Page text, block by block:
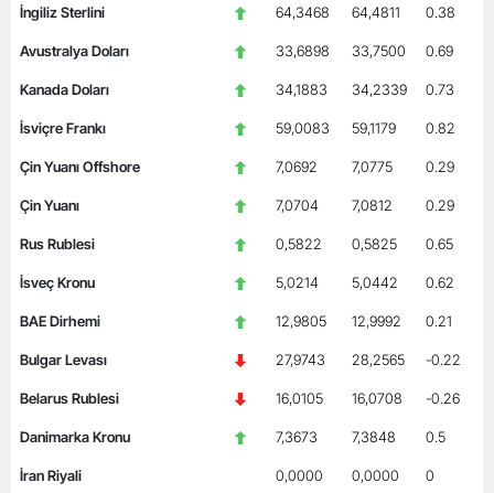
İngiliz Sterlini 64,3468 64,4811 0.38
Avustralya Doları 33,6898 33,7500 0.69
Kanada Doları 34,1883 34,2339 0.73
İsviçre Frankı 59,0083 59,1179 0.82
Çin Yuanı Offshore 7,0692 7,0775 0.29
Çin Yuanı 7,0704 7,0812 0.29
Rus Rublesi 0,5822 0,5825 0.65
İsveç Kronu 5,0214 5,0442 0.62
BAE Dirhemi 12,9805 12,9992 0.21
Bulgar Levası 27,9743 28,2565 -0.22
Belarus Rublesi 16,0105 16,0708 -0.26
Danimarka Kronu 7,3673 7,3848 0.5
İran Riyali 0,0000 0,0000 0